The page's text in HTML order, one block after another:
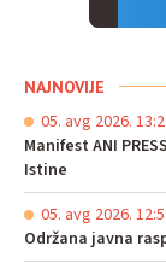
NAJNOVIJE
05. avg 2026.
Manifest ANI
Istine
05. avg 2026.
Održana javna